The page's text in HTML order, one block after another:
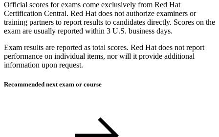
Official scores for exams come exclusively from Red Hat
Certification Central. Red Hat does not authorize examiners or
training partners to report results to candidates directly. Scores on the
exam are usually reported within 3 U.S. business days.
Exam results are reported as total scores. Red Hat does not report
performance on individual items, nor will it provide additional
information upon request.
Recommended next exam or course